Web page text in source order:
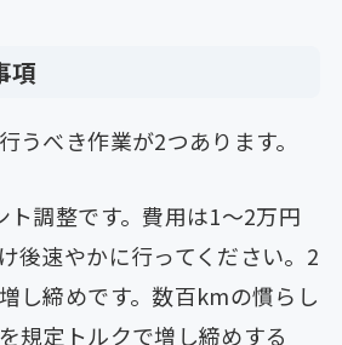
項
うべき作業が2つあります。
ト調整です。費用は1〜2万円
後速やかに行ってください。2
し締めです。数百kmの慣らし
規定トルクで増し締めする